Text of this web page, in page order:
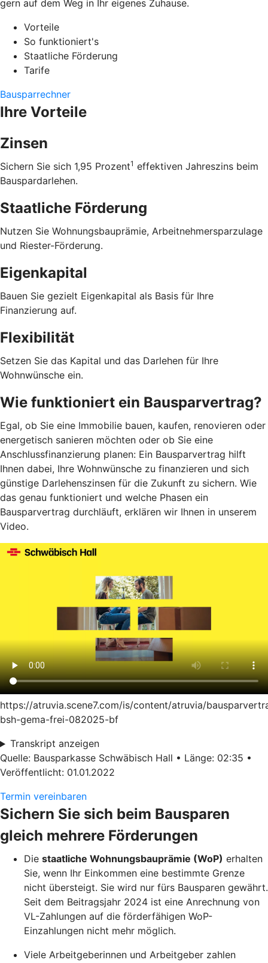
gern auf dem Weg in Ihr eigenes Zuhause.
Vorteile
So funktioniert's
Staatliche Förderung
Tarife
Bausparrechner
Ihre Vorteile
Zinsen
Sichern Sie sich 1,95 Prozent1 effektiven Jahreszins beim
Bauspardarlehen.
Staatliche Förderung
Nutzen Sie Wohnungsbauprämie, Arbeitnehmersparzulage
und Riester-Förderung.
Eigenkapital
Bauen Sie gezielt Eigenkapital als Basis für Ihre
Finanzierung auf.
Flexibilität
Setzen Sie das Kapital und das Darlehen für Ihre
Wohnwünsche ein.
Wie funktioniert ein Bausparvertrag?
Egal, ob Sie eine Immobilie bauen, kaufen, renovieren oder
energetisch sanieren möchten oder ob Sie eine
Anschlussfinanzierung planen: Ein Bausparvertrag hilft
Ihnen dabei, Ihre Wohnwünsche zu finanzieren und sich
günstige Darlehenszinsen für die Zukunft zu sichern. Wie
das genau funktioniert und welche Phasen ein
Bausparvertrag durchläuft, erklären wir Ihnen in unserem
Video.
https://atruvia.scene7.com/is/content/atruvia/
bsh-gema-frei-082025-bf
Transkript anzeigen
Quelle: Bausparkasse Schwäbisch Hall • Länge: 02:35 •
Veröffentlicht: 01.01.2022
Termin vereinbaren
Sichern Sie sich beim Bausparen
gleich mehrere Förderungen
Die staatliche Wohnungsbauprämie (WoP) erhalten
Sie, wenn Ihr Einkommen eine bestimmte Grenze
nicht übersteigt. Sie wird nur fürs Bausparen gewährt.
Seit dem Beitragsjahr 2024 ist eine Anrechnung von
VL-Zahlungen auf die förderfähigen WoP-
Einzahlungen nicht mehr möglich.
Viele Arbeitgeberinnen und Arbeitgeber zahlen